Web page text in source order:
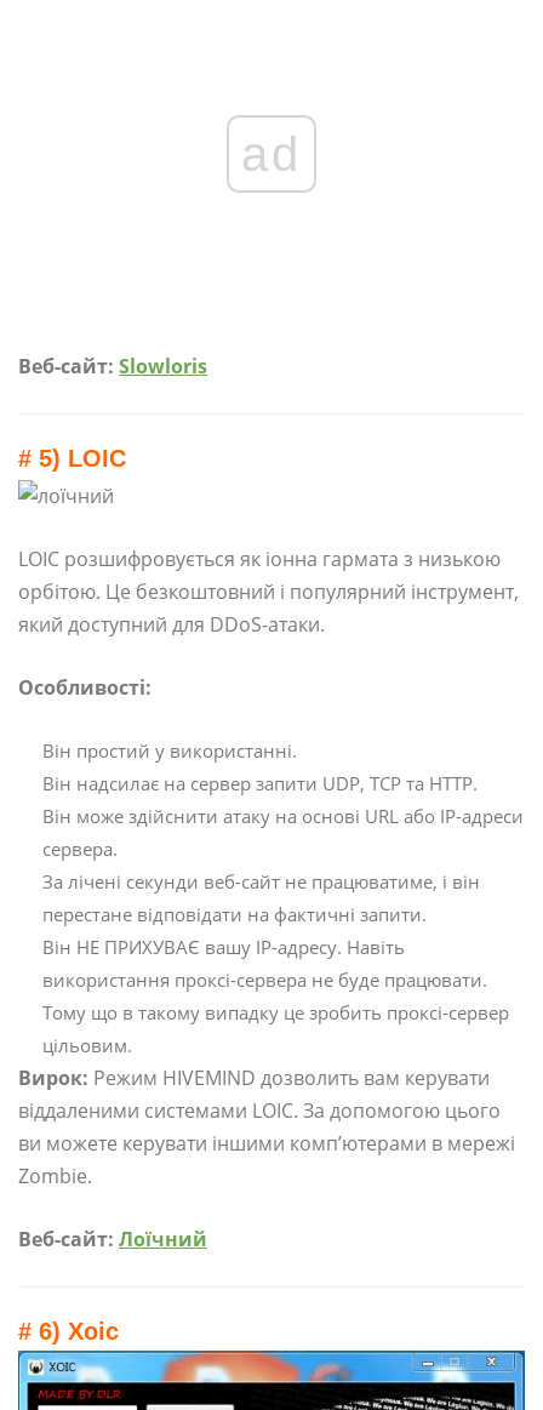
ad
Веб-сайт: Slowloris
# 5) LOIC
LOIC розшифровується як іонна гармата з низькою
орбітою. Це безкоштовний і популярний інструмент,
який доступний для DDoS-атаки.
Особливості:
Він простий у використанні.
Він надсилає на сервер запити UDP, TCP та HTTP.
Він може здійснити атаку на основі URL або IP-адреси
сервера.
За лічені секунди веб-сайт не працюватиме, і він
перестане відповідати на фактичні запити.
Він НЕ ПРИХУВАЄ вашу IP-адресу. Навіть
використання проксі-сервера не буде працювати.
Тому що в такому випадку це зробить проксі-сервер
цільовим.
Вирок: Режим HIVEMIND дозволить вам керувати
віддаленими системами LOIC. За допомогою цього
ви можете керувати іншими комп’ютерами в мережі
Zombie.
Веб-сайт: Лоїчний
# 6) Xoic